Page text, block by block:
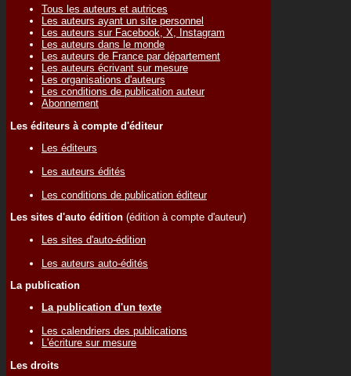
Tous les auteurs et autrices
Les auteurs ayant un site personnel
Les auteurs sur Facebook, X, Instagram
Les auteurs dans le monde
Les auteurs de France par département
Les auteurs écrivant sur mesure
Les organisations d'auteurs
Les conditions de publication auteur
Abonnement
Les éditeurs à compte d'éditeur
Les éditeurs
Les auteurs édités
Les conditions de publication éditeur
Les sites d'auto édition (édition à compte d'auteur)
Les sites d'auto-édition
Les auteurs auto-édités
La publication
La publication d'un texte
Les calendriers des publications
L'écriture sur mesure
Les droits